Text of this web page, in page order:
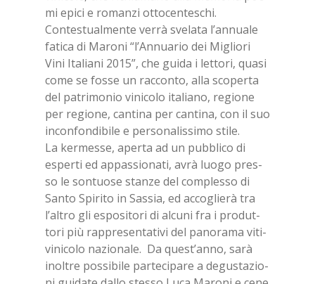
mi epi­ci e ro­man­zi ot­to­cen­te­schi.
Con­te­stual­men­te ver­rà sve­la­ta l’an­nua­le
fa­ti­ca di Ma­ro­ni “l’An­nua­rio dei Mi­glio­ri
Vini Ita­lia­ni 2015”, che gui­da i let­to­ri, qua­si
come se fos­se un rac­con­to, alla sco­per­ta
del pa­tri­mo­nio vi­ni­co­lo ita­lia­no, re­gio­ne
per re­gio­ne, can­ti­na per can­ti­na, con il suo
in­con­fon­di­bi­le e per­so­na­lis­si­mo sti­le.
La ker­mes­se, aper­ta ad un pub­bli­co di
esper­ti ed ap­pas­sio­na­ti, avrà luo­go pres­
so le son­tuo­se stan­ze del com­ples­so di
San­to Spi­ri­to in Sas­sia, ed ac­co­glie­rà tra
l’al­tro gli espo­si­to­ri di al­cu­ni fra i pro­dut­
to­ri più rap­pre­sen­ta­ti­vi del pa­no­ra­ma vi­ti­
vi­ni­co­lo na­zio­na­le. Da que­st’an­no, sarà
inol­tre pos­si­bi­le par­te­ci­pa­re a de­gu­sta­zio­